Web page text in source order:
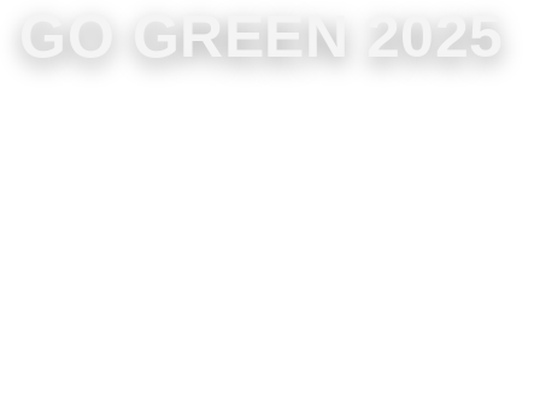
GO GREEN 2025